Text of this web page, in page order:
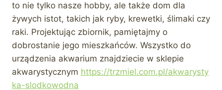
to nie tylko nasze hobby, ale także dom dla
żywych istot, takich jak ryby, krewetki, ślimaki czy
raki. Projektując zbiornik, pamiętajmy o
dobrostanie jego mieszkańców. Wszystko do
urządzenia akwarium znajdziecie w sklepie
akwarystycznym https://trzmiel.com.pl/akwarysty
ka-slodkowodna